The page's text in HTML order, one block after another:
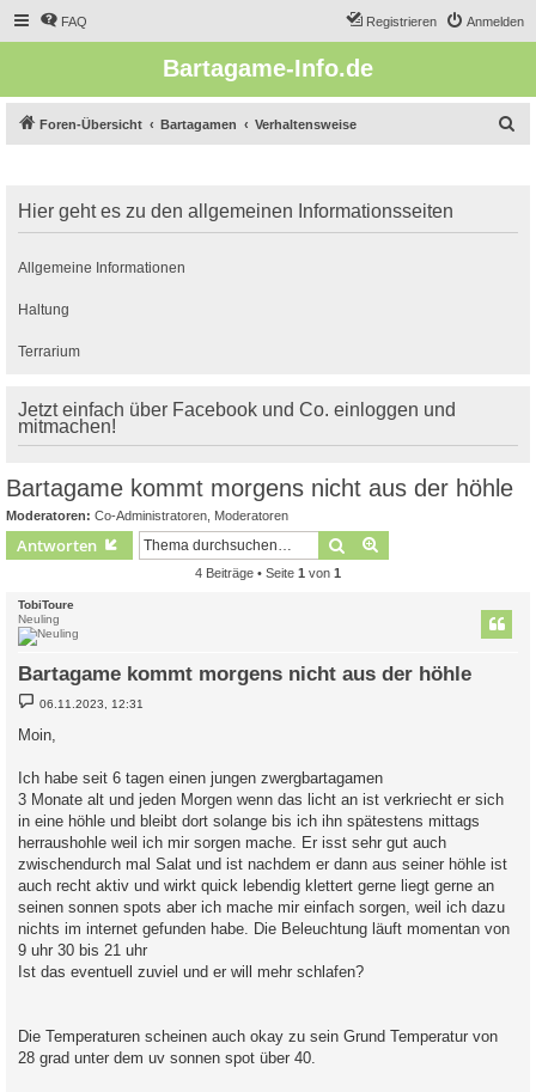
FAQ Anmelden
Registrieren
Bartagame-Info.de
Foren-Übersicht Bartagamen Verhaltensweise
e
Hier geht es zu den allgemeinen Informationsseiten
Allgemeine Informationen
Haltung
Terrarium
Jetzt einfach über Facebook und Co. einloggen und
mitmachen!
Bartagame kommt morgens nicht aus der höhle
Moderatoren: Co-Administratoren Moderatoren
Antworten Suche
4 Beiträge • Seite 1 von 1
TobiToure
Neuling
Bartagame kommt morgens nicht aus der höhle
B
e
t
g
06.11.2023, 12:31
Moin,
Ich habe seit 6 tagen einen jungen zwergbartagamen
3 Monate alt und jeden Morgen wenn das licht an ist verkriecht er sich
in eine höhle und bleibt dort solange bis ich ihn spätestens mittags
herraushohle weil ich mir sorgen mache. Er isst sehr gut auch
zwischendurch mal Salat und ist nachdem er dann aus seiner höhle ist
auch recht aktiv und wirkt quick lebendig klettert gerne liegt gerne an
seinen sonnen spots aber ich mache mir einfach sorgen, weil ich dazu
nichts im internet gefunden habe. Die Beleuchtung läuft momentan von
9 uhr 30 bis 21 uhr
Ist das eventuell zuviel und er will mehr schlafen?
Die Temperaturen scheinen auch okay zu sein Grund Temperatur von
28 grad unter dem uv sonnen spot über 40.